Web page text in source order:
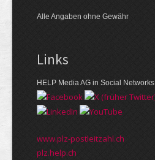
Alle Angaben ohne Gewähr
Links
HELP Media AG in Social Networks
www.plz-postleitzahl.ch
plz.help.ch